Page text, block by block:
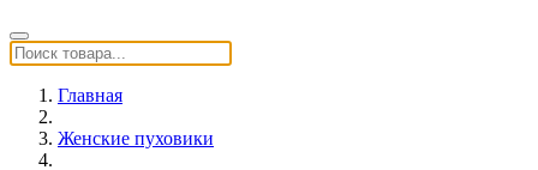
Главная
Женские пуховики